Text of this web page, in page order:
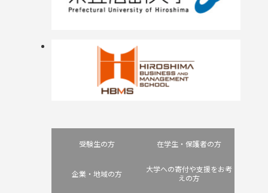
受験生の方 在学生・保護者の方
企業・地域の方
大学への寄付や支援をお考
えの方